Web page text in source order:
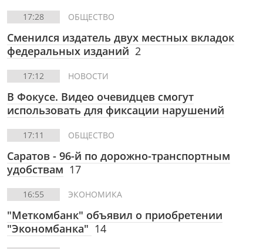
17:28 ОБЩЕСТВО
Сменился издатель двух местных вкладок
федеральных изданий 2
17:12 НОВОСТИ
В Фокусе. Видео очевидцев смогут
использовать для фиксации нарушений
17:11 ОБЩЕСТВО
Саратов - 96-й по дорожно-транспортным
удобствам 17
16:55 ЭКОНОМИКА
"Меткомбанк" объявил о приобретении
"Экономбанка" 14